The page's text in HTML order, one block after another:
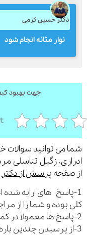
دکتر حسین کرمی
نوار مثانه انجام شود
جهت بهبود کیفیت
post
توانید سوالات خود
زگیل تناسلی مردان
پرسش از دکتر
های ارایه شده اعم
و شما را از مراجعه